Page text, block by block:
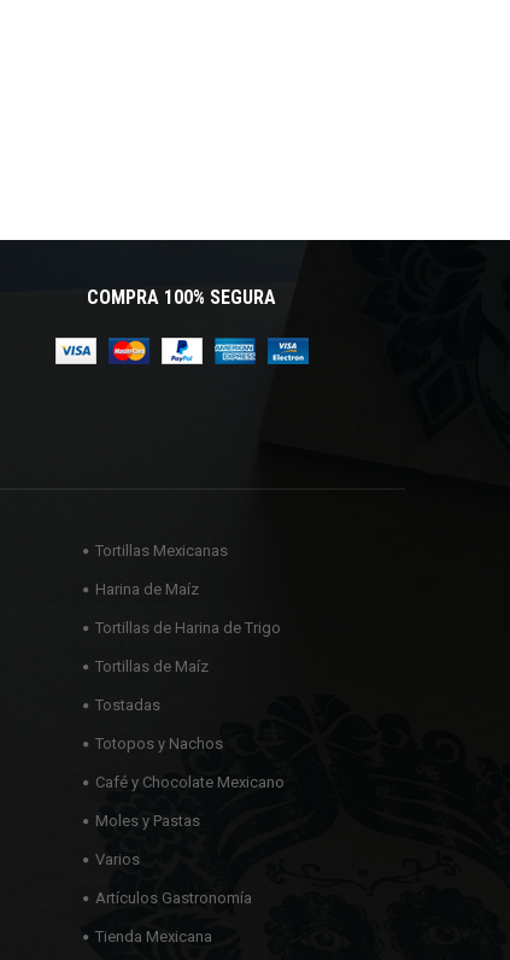
COMPRA 100% SEGURA
Tortillas Mexicanas
Harina de Maíz
Tortillas de Harina de Trigo
Tortillas de Maíz
Tostadas
Totopos y Nachos
Café y Chocolate Mexicano
Moles y Pastas
Varios
Artículos Gastronomía
Tienda Mexicana